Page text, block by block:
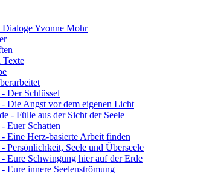
Dialoge Yvonne Mohr
Texte
- Der Schlüssel
- Die Angst vor dem eigenen Licht
- Fülle aus der Sicht der Seele
- Euer Schatten
- Eine Herz-basierte Arbeit finden
- Persönlichkeit, Seele und Überseele
- Eure Schwingung hier auf der Erde
- Eure innere Seelenströmung